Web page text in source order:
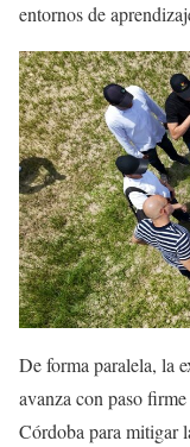
entornos de
De forma paralela, la
avanza con paso
Córdoba para mitigar